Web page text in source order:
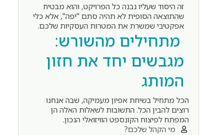
זה היסוד שעליו נבנה כל הפרויקט, והוא מבטיח
שהתוצאה הסופית לא תהיה סתם "יפה", אלא כלי
אפקטיבי שמשרת את המטרות העסקיות שלכם.
מתחילים מהשורש:
מגבשים יחד את חזון
המותג
הכל מתחיל בשיחת אפיון מעמיקה, שבה אנחנו
רוצים להבין הכל. התשובות לשאלות האלה הן
המפתח לפיצוח הקונספט הוויזואלי הנכון.
מי הקהל שלכם?